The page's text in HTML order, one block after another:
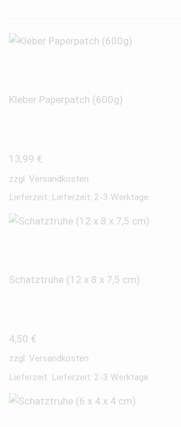
Kleber Paperpatch (600g)
13,99 €
zzgl. Versandkosten
Lieferzeit: Lieferzeit: 2-3 Werktage
Schatztruhe (12 x 8 x 7,5 cm)
4,50 €
zzgl. Versandkosten
Lieferzeit: Lieferzeit: 2-3 Werktage